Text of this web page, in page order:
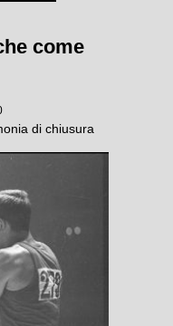
come
di chiusura